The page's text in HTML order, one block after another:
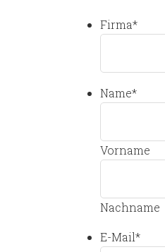
Firma*
Name*
Vorname
Nachname
E-Mail*